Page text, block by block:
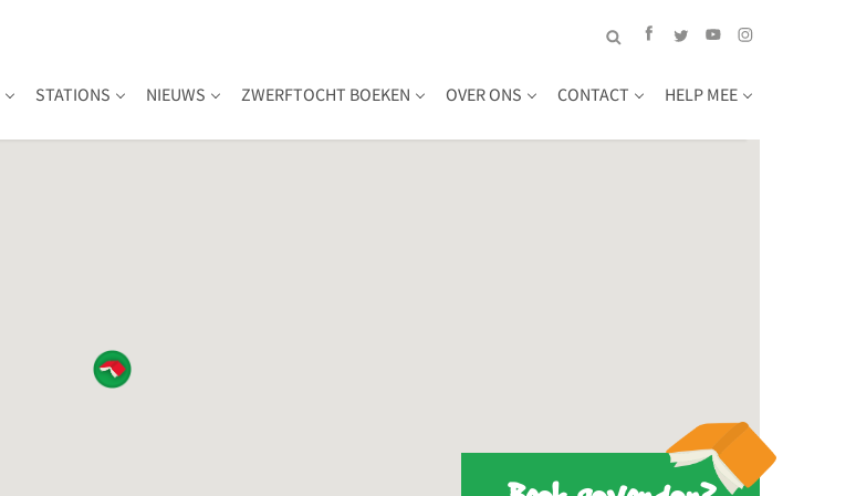
STATIONS NIEUWS ZWERFTOCHT BOEKEN OVER ONS CONTACT HELP MEE